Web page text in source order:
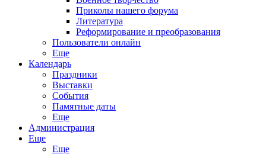
Приколы нашего форума
Литература
Реформирование и преобразования
Пользователи онлайн
Еще
Календарь
Праздники
Выставки
События
Памятные даты
Еще
Администрация
Еще
Еще